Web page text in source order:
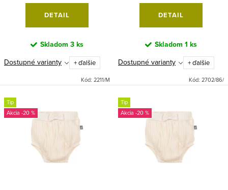
v
DETAIL
Skladom 3 ks
Dostupné varianty + ďalšie
Kód: 2211/M
DETAIL
Skladom 1 ks
Dostupné varianty + ďalšie
Kód: 2702/86/
Tip
-20 %
Tip
-20 %